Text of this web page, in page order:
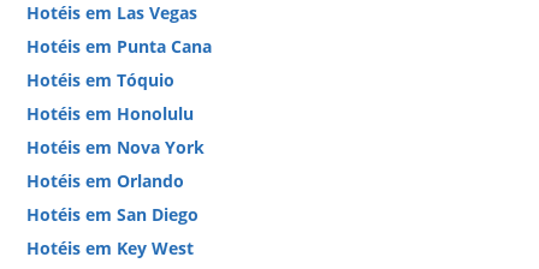
Hotéis em Las Vegas
Hotéis em Punta Cana
Hotéis em Tóquio
Hotéis em Honolulu
Hotéis em Nova York
Hotéis em Orlando
Hotéis em San Diego
Hotéis em Key West